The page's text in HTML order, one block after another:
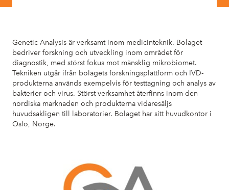
Genetic Analysis är verksamt inom medicinteknik. Bolaget
bedriver forskning och utveckling inom området för
diagnostik, med störst fokus mot mänsklig mikrobiomet.
Tekniken utgår ifrån bolagets forskningsplattform och IVD-
produkterna används exempelvis för testtagning och analys av
bakterier och virus. Störst verksamhet återfinns inom den
nordiska marknaden och produkterna vidaresäljs
huvudsakligen till laboratorier. Bolaget har sitt huvudkontor i
Oslo, Norge.